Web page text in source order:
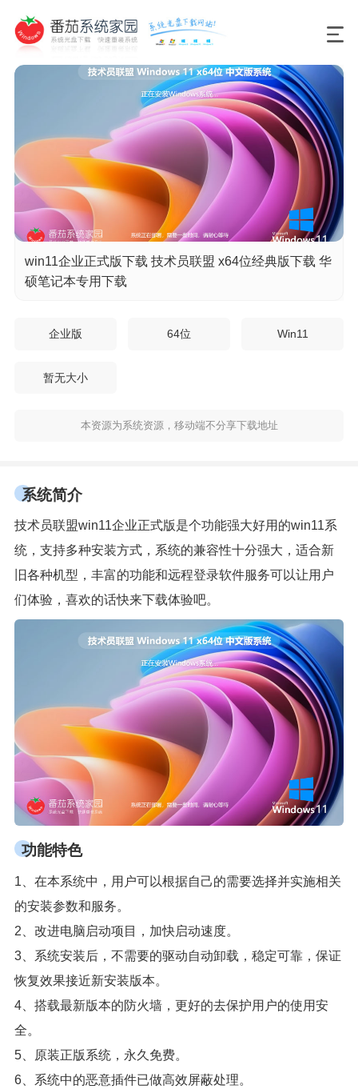
win11企业正式版下载 技术员联盟 x64位经典版下载 华
硕笔记本专用下载
企业版 64位 Win11
暂无大小
本资源为系统资源，移动端不分享下载地址
系统简介
技术员联盟win11企业正式版是个功能强大好用的win11系
统，支持多种安装方式，系统的兼容性十分强大，适合新
旧各种机型，丰富的功能和远程登录软件服务可以让用户
们体验，喜欢的话快来下载体验吧。
功能特色
1、在本系统中，用户可以根据自己的需要选择并实施相关
的安装参数和服务。
2、改进电脑启动项目，加快启动速度。
3、系统安装后，不需要的驱动自动卸载，稳定可靠，保证
恢复效果接近新安装版本。
4、搭载最新版本的防火墙，更好的去保护用户的使用安
全。
5、原装正版系统，永久免费。
6、系统中的恶意插件已做高效屏蔽处理。